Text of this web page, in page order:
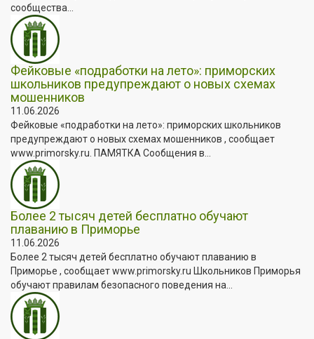
сообщества...
Фейковые «подработки на лето»: приморских
школьников предупреждают о новых схемах
мошенников
11.06.2026
Фейковые «подработки на лето»: приморских школьников
предупреждают о новых схемах мошенников , сообщает
www.primorsky.ru. ПАМЯТКА Сообщения в...
Более 2 тысяч детей бесплатно обучают
плаванию в Приморье
11.06.2026
Более 2 тысяч детей бесплатно обучают плаванию в
Приморье , сообщает www.primorsky.ru Школьников Приморья
обучают правилам безопасного поведения на...